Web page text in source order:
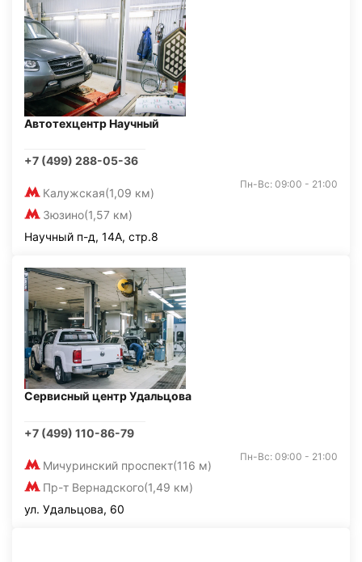
Автотехцентр Научный
+7 (499) 288-05-36
Калужская(1,09 км)
Зюзино(1,57 км)
Пн-Вс: 09:00 - 21:00
Научный п-д, 14А, стр.8
Сервисный центр Удальцова
+7 (499) 110-86-79
Мичуринский проспект(116 м)
Пр-т Вернадского(1,49 км)
Пн-Вс: 09:00 - 21:00
ул. Удальцова, 60